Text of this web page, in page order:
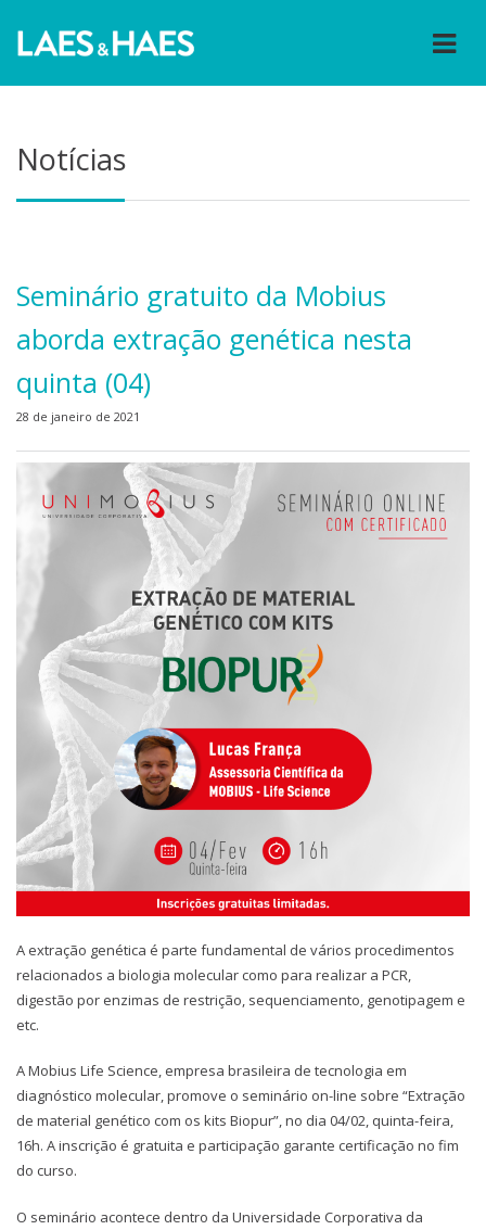
Notícias
Seminário gratuito da Mobius
aborda extração genética nesta
quinta (04)
28 de janeiro de 2021
A extração genética é parte fundamental de vários procedimentos
relacionados a biologia molecular como para realizar a PCR,
digestão por enzimas de restrição, sequenciamento, genotipagem e
etc.
A Mobius Life Science, empresa brasileira de tecnologia em
diagnóstico molecular, promove o seminário on-line sobre “Extração
de material genético com os kits Biopur”, no dia 04/02, quinta-feira,
16h. A inscrição é gratuita e participação garante certificação no fim
do curso.
O seminário acontece dentro da Universidade Corporativa da